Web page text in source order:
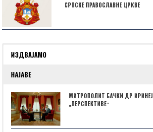
СРПСКЕ ПРАВОСЛАВНЕ ЦРКВЕ
ИЗДВАЈАМО
НАЈАВЕ
МИТРОПОЛИТ БАЧКИ ДР
„ПЕРСПЕКТИВЕˮ